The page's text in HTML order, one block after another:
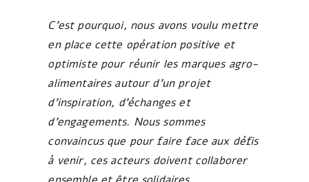
C’est pourquoi, nous avons voulu mettre
en place cette opération positive et
optimiste pour réunir les marques agro-
alimentaires autour d’un projet
d’inspiration, d’échanges et
d’engagements. Nous sommes
convaincus que pour faire face aux défis
à venir, ces acteurs doivent collaborer